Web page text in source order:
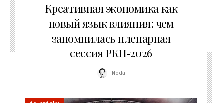
Креативная экономика как
новый язык влияния: чем
запомнилась пленарная
сессия РКН‑2026
Moda